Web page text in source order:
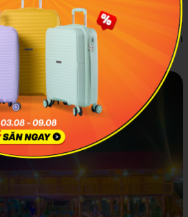
nghi lễ cổ xưa vô cùng độc đáo
thức cúng tắc kè gọi mưa thuận gió
Hoa hay các trò chơi dân gian
đảo dân làng tham gia.